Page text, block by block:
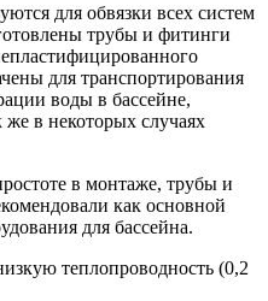
для обвязки всех систем
трубы и фитинги
для транспортирования
воды в бассейне,
же в некоторых случаях
в монтаже, трубы и
как основной
для бассейна.
теплопроводность (0,2